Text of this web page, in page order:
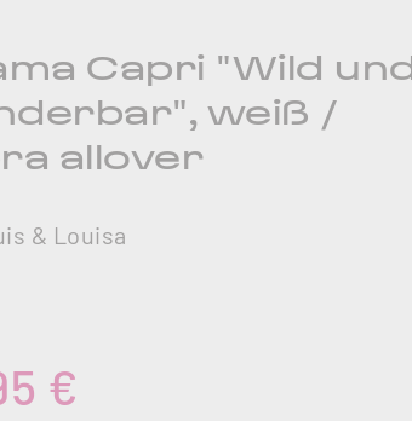
Capri "Wild und
weiß /
allover
& Louisa
€